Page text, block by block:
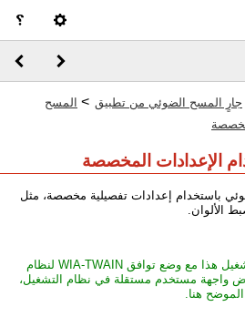
جارٍ المسح الضوئي من تطبيق > المسح
الإعدادات المخصصة
باستخدام إعدادات تفصيلية مخصصة، مثل
الألوان.
عند استخدام برنامج التشغيل هذا مع وضع توافق WIA-TWAIN لنظام
واجهة مستخدم مستقلة في نظام التشغيل،
هنا.